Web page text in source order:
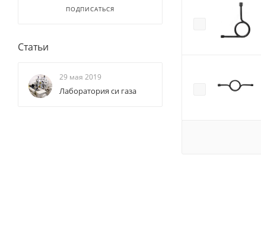
ПОДПИСАТЬСЯ
Статьи
29 мая 2019
Лаборатория си газа